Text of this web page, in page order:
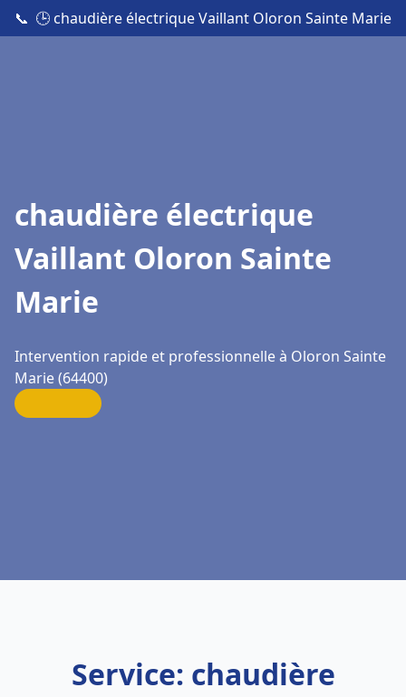
📞 🕒 chaudière électrique Vaillant Oloron Sainte Marie
chaudière électrique
Vaillant Oloron Sainte
Marie
Intervention rapide et professionnelle à Oloron Sainte
Marie (64400)
Service: chaudière